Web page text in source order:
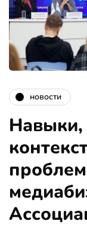
новости
Навыки,